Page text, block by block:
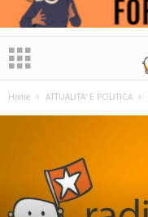
Home ATTUALITA' E POLITICA